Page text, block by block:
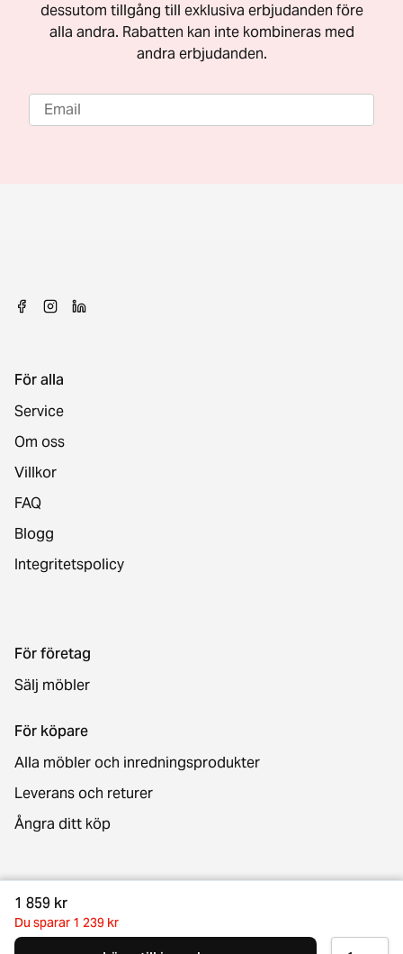
1 859 kr
Du sparar 1 239 kr
dessutom tillgång till exklusiva erbjudanden före
alla andra. Rabatten kan inte kombineras med
andra erbjudanden.
För alla
Service
Om oss
Villkor
FAQ
Blogg
Integritetspolicy
För företag
Sälj möbler
För köpare
Alla möbler och inredningsprodukter
Leverans och returer
Ångra ditt köp
Kontakt